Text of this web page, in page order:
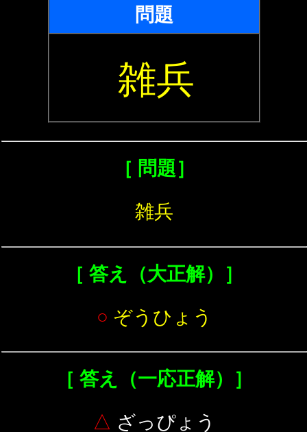
問題
雑兵
［ 問題］
雑兵
［ 答え（大正解）］
○ ぞうひょう
［ 答え（一応正解）］
△ ざっぴょう